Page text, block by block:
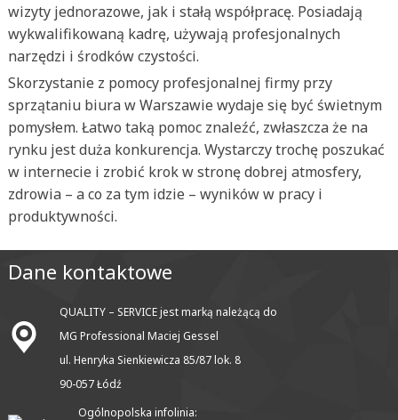
wizyty jednorazowe, jak i stałą współpracę. Posiadają
wykwalifikowaną kadrę, używają profesjonalnych
narzędzi i środków czystości.
Skorzystanie z pomocy profesjonalnej firmy przy
sprzątaniu biura w Warszawie wydaje się być świetnym
pomysłem. Łatwo taką pomoc znaleźć, zwłaszcza że na
rynku jest duża konkurencja. Wystarczy trochę poszukać
w internecie i zrobić krok w stronę dobrej atmosfery,
zdrowia – a co za tym idzie – wyników w pracy i
produktywności.
Dane kontaktowe
QUALITY – SERVICE jest marką należącą do
MG Professional Maciej Gessel
ul. Henryka Sienkiewicza 85/87 lok. 8
90-057 Łódź
Ogólnopolska infolinia: